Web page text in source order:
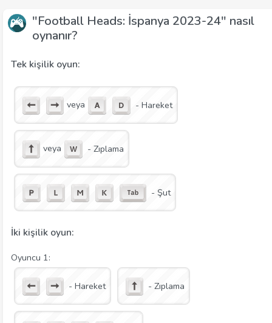
"Football Heads: İspanya 2023-24" nasıl
oynanır?
Tek kişilik oyun:
veya - Hareket
veya - Zıplama
- Şut
İki kişilik oyun:
Oyuncu 1:
- Hareket - Zıplama